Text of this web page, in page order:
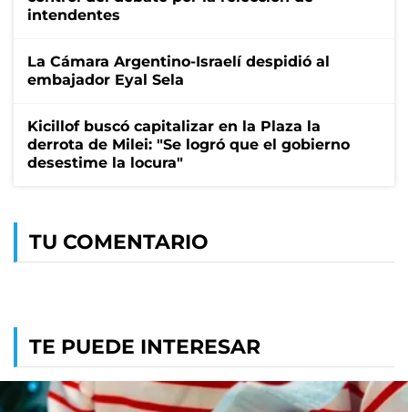
intendentes
La Cámara Argentino-Israelí despidió al
embajador Eyal Sela
Kicillof buscó capitalizar en la Plaza la
derrota de Milei: "Se logró que el gobierno
desestime la locura"
TU COMENTARIO
TE PUEDE INTERESAR